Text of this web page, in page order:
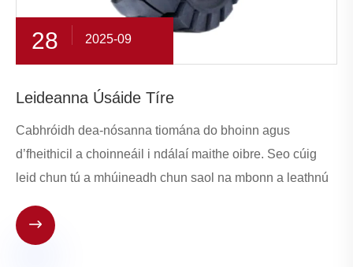
28 2025-09
Leideanna Úsáide Tíre
Cabhróidh dea-nósanna tiomána do bhoinn agus
d’fheithicil a choinneáil i ndálaí maithe oibre. Seo cúig
leid chun tú a mhúineadh chun saol na mbonn a leathnú
